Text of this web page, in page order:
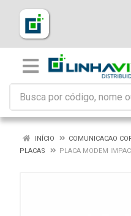
INÍCIO
COMUNICACAO
PLACAS
PLACA MODEM